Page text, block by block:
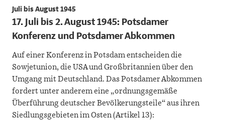
Juli bis August 1945
17. Juli bis 2. August 1945: Potsdamer
Konferenz und Potsdamer Abkommen
Auf einer Konferenz in Potsdam entscheiden die
Sowjetunion, die USA und Großbritannien über den
Umgang mit Deutschland. Das Potsdamer Abkommen
fordert unter anderem eine „ordnungsgemäße
Überführung deutscher Bevölkerungsteile“ aus ihren
Siedlungsgebieten im Osten (Artikel 13):